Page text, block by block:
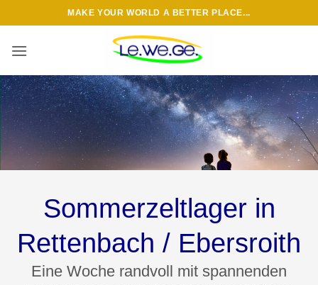
Inhalt
springen
MAKE YOUR WORLD A BETTER PLACE...
Sommerzeltlager in
Rettenbach / Ebersroith
Eine Woche randvoll mit spannenden